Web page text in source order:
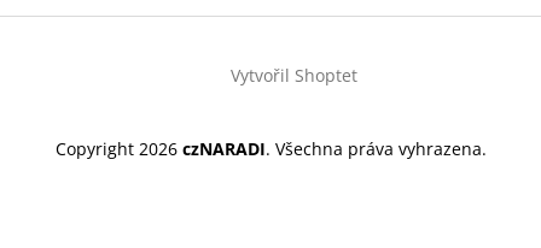
Vytvořil Shoptet
Copyright 2026 czNARADI. Všechna práva vyhrazena.